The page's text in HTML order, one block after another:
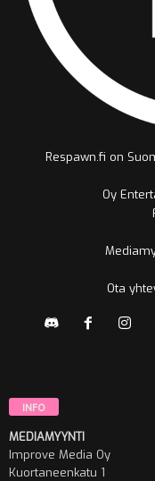
Respawn.fi on
Oy
Ota
INFO
MEDIAMYYNTI
Improve Media Oy
Kuortaneenkatu 1